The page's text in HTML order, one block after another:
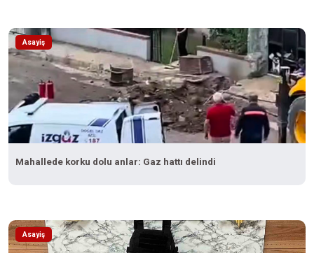
Asayiş
Mahallede korku dolu anlar: Gaz hattı delindi
Asayiş